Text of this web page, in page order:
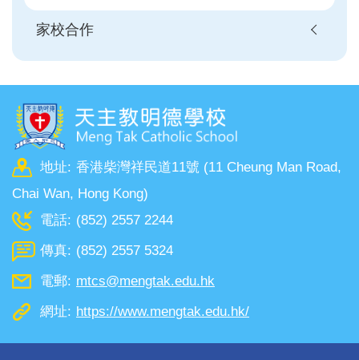
家校合作
地址: 香港柴灣祥民道11號 (11 Cheung Man Road,
Chai Wan, Hong Kong)
電話: (852) 2557 2244
傳真: (852) 2557 5324
電郵: mtcs@mengtak.edu.hk
網址: https://www.mengtak.edu.hk/